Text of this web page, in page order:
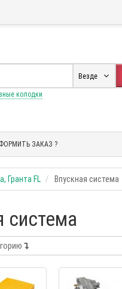
Везде
колодки
ЗАКАЗ ?
Гранта FL Впускная система
система